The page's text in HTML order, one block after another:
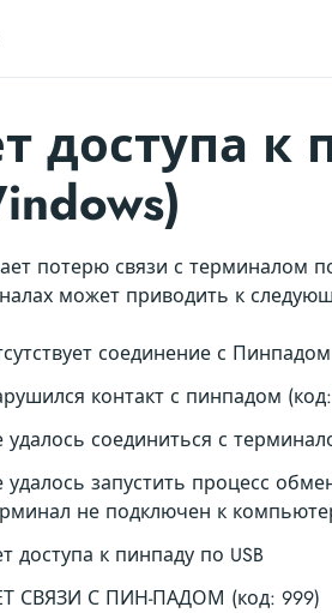
доступа к
потерю связи с терминалом
может приводить к
соединение с Пинпадом
контакт с пинпадом
удалось соединиться с
удалось запустить процесс
не подключен к
доступа к пинпаду по USB
СВЯЗИ С ПИН-ПАДОМ (код: 999)